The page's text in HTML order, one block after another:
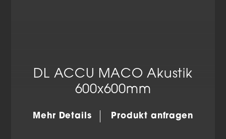
DL ACCU MACO Akustik
600x600mm
Mehr Details Produkt anfragen